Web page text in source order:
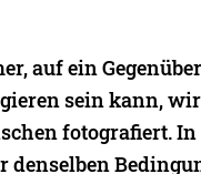
auf ein
sein kann,
fotografiert.
denselben